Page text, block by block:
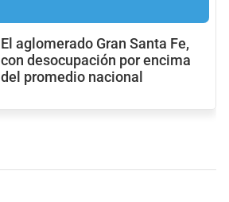
El aglomerado Gran Santa Fe,
con desocupación por encima
del promedio nacional